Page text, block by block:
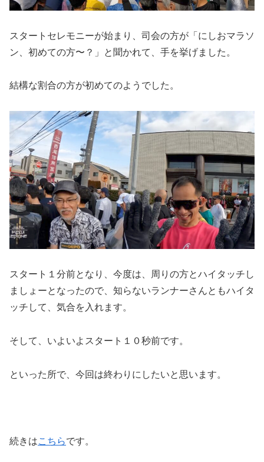
スタートセレモニーが始まり、司会の方が「にしおマラソ
ン、初めての方〜？」と聞かれて、手を挙げました。
結構な割合の方が初めてのようでした。
スタート１分前となり、今度は、周りの方とハイタッチし
ましょーとなったので、知らないランナーさんともハイタ
ッチして、気合を入れます。
そして、いよいよスタート１０秒前です。
といった所で、今回は終わりにしたいと思います。
続きはこちらです。